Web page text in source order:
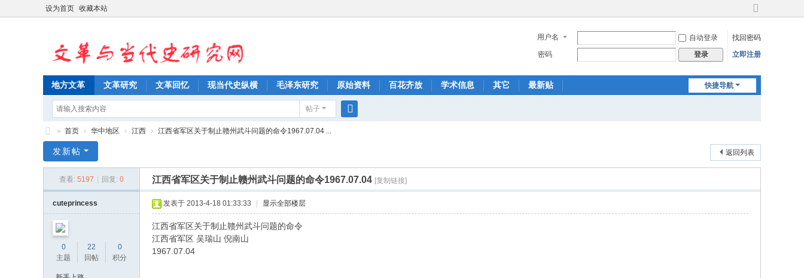
设为首页 收藏本站
切
到
宽
用户名 自动登录
找回密码
密码
登录 立即注册
快捷导航
地方文革 文革研究 文革回忆 现当代史纵横 毛泽东研究 原始资料 百花齐放 学术信息 其它 最新贴
帖子
革
» 首页 › 华中地区 › 江西 › 江西省军区关于制止赣州武斗问题的命令1967.07.04 ...
返回列表
发新帖
查看: 5197 回复: 0 江西省军区关于制止赣州武斗问题的命令1967.07.04 [复制链接]
cuteprincess
0
主题
22
回帖
0
积分
发表于 2013-4-18 01:33:33 显示全部楼层
江西省军区关于制止赣州武斗问题的命令
江西省军区 吴瑞山 倪南山
1967.07.04